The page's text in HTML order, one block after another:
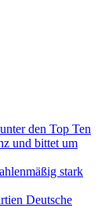
den Top Ten
und bittet um
stark
Deutsche